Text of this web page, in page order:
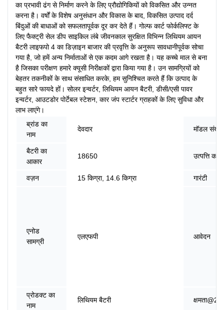
का प्रभावी ढंग से निर्माण करने के लिए प्रौद्योगिकियों को विकसित और उन्नत
करना है। वर्षों के विशेष अनुसंधान और विकास के बाद, विकसित उत्पाद दर्द
बिंदुओं की बाधाओं को सफलतापूर्वक दूर कर देते हैं। गोल्फ कार्ट फोर्कलिफ्ट के
लिए फैक्ट्री सेल डीप साइकिल लंबे जीवनकाल सुरक्षित विभिन्न लिथियम आयन
बैटरी लाइफपो 4 का डिज़ाइन बाजार की प्रवृत्ति के अनुरूप सावधानीपूर्वक सोचा
गया है, जो हमें अन्य निर्माताओं से एक कदम आगे रखता है। यह कच्चे माल से बना
है जिसका परीक्षण हमारे क्यूसी निरीक्षकों द्वारा किया गया है। उन सामग्रियों को
बेहतर तकनीकों के साथ संसाधित करके, हम सुनिश्चित करते हैं कि उत्पाद के
बहुत सारे फायदे हों। सोलर इन्वर्टर, लिथियम आयन बैटरी, डीसी/एसी पावर
इन्वर्टर, आउटडोर पोर्टेबल स्टेशन, कार जंप स्टार्टर ग्राहकों के लिए सुविधा और
लाभ लाएंगे।
ब्रांड का
नाम
देवदार मॉडल संख्या
बैटरी का
आकार
18650 उत्पत्ति का
वज़न 15 किग्रा, 14.6 किग्रा गारंटी
एनोड
सामग्री
एलएफपी आवेदन
प्रोडक्ट का
नाम
लिथियम बैटरी